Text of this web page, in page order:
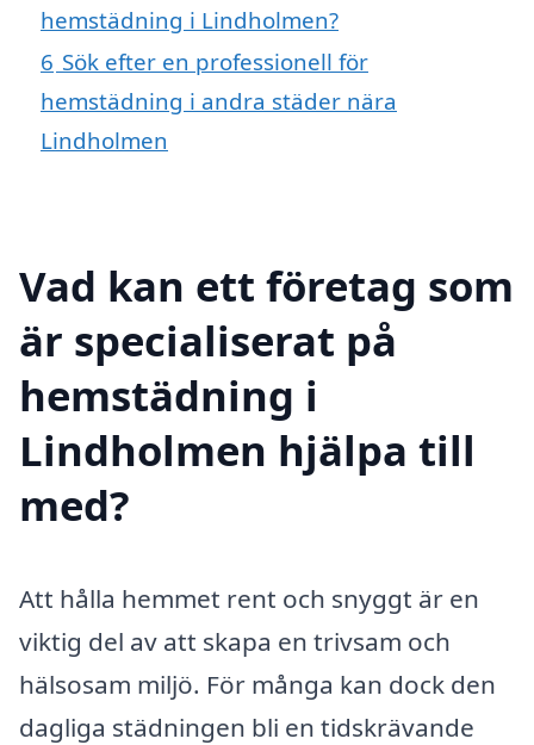
hemstädning i Lindholmen?
6 Sök efter en professionell för
hemstädning i andra städer nära
Lindholmen
Vad kan ett företag som
är specialiserat på
hemstädning i
Lindholmen hjälpa till
med?
Att hålla hemmet rent och snyggt är en
viktig del av att skapa en trivsam och
hälsosam miljö. För många kan dock den
dagliga städningen bli en tidskrävande